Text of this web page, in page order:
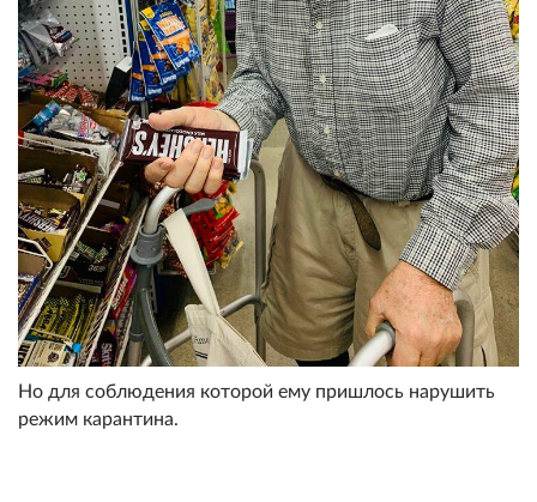
Но для соблюдения которой ему пришлось нарушить
режим карантина.